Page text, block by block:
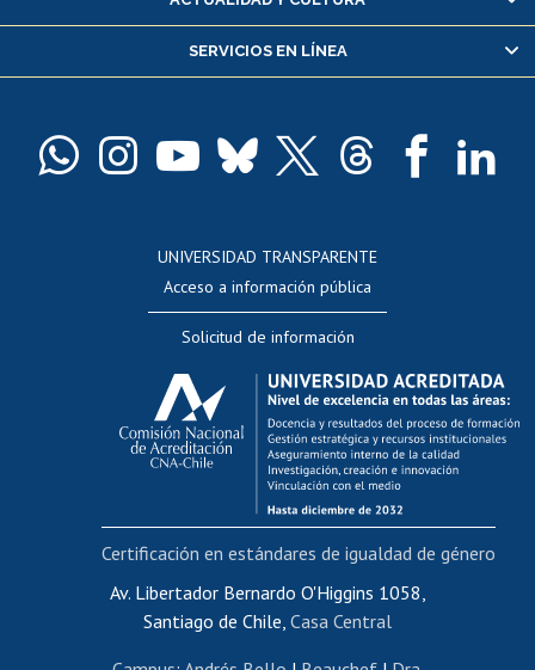
Servicio médico y dental
Pago de arancel y crédito alumnos
Docentes
Evaluación docente
Calificación académica
Postulación al AUCAI
Funcionarias/os
Cursos internos de capacitación
Bienestar del personal
Portal de movilidad interna
Certificado de renta
Certificado de renta honorarios
SERVICIOS EN LÍNEA
UNIVERSIDAD TRANSPARENTE
Acceso a información pública
Solicitud de información
Av. Libertador Bernardo O'Higgins 1058,
Santiago de Chile, Casa Central
Certificación en estándares de igualdad de género